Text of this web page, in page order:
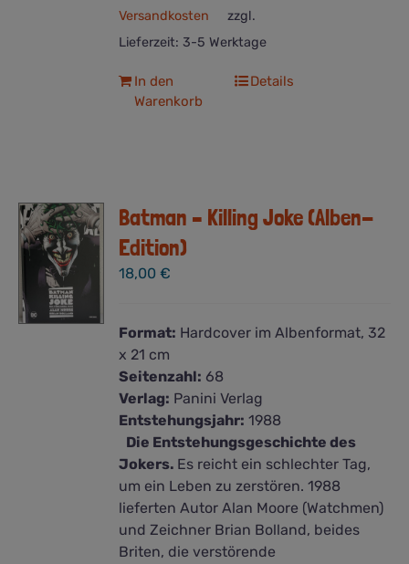
zzgl.
Versandkosten
Lieferzeit: 3-5 Werktage
In den
Warenkorb
Details
Batman – Killing Joke (Alben-
Edition)
18,00€
Format: Hardcover im Albenformat, 32
x 21 cm
Seitenzahl: 68
Verlag: Panini Verlag
Entstehungsjahr: 1988
Die Entstehungsgeschichte des
Jokers. Es reicht ein schlechter Tag,
um ein Leben zu zerstören. 1988
lieferten Autor Alan Moore (Watchmen)
und Zeichner Brian Bolland, beides
Briten, die verstörende